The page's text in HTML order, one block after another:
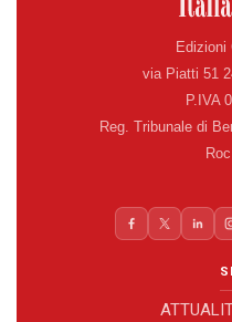
Edizioni
via Piatti 51
P.IVA
Reg. Tribunale di